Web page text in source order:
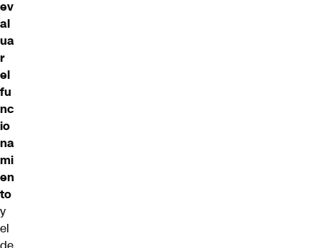
ev
al
ua
r
el
fu
nc
io
na
mi
en
to
y
el